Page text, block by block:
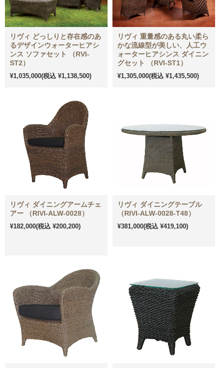
リヴィ どっしりと存在感のあ
るデザインウォーターヒアシ
ンス ソファセット （RVI-
ST2）
¥1,035,000(税込 ¥1,138,500)
リヴィ 重量感のある丸い柔ら
かな流線型が美しい、人工ウ
ォーターヒアシンス ダイニン
グセット （RVI-ST1）
¥1,305,000(税込 ¥1,435,500)
リヴィ ダイニングアームチェ
アー （RIVI-ALW-0028）
¥182,000(税込 ¥200,200)
リヴィ ダイニングテーブル
（RIVI-ALW-0028-T48）
¥381,000(税込 ¥419,100)